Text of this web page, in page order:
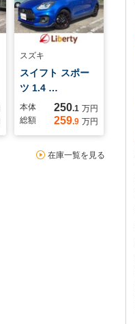
スズキ
スイフト スポー
ツ 1.4 …
本体 250.1 万円
総額
259.9 万円
在庫一覧を見る